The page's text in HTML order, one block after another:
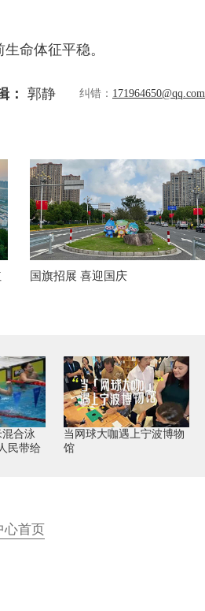
命体征平稳。
： 郭静 纠错： 171964650@qq.com
国旗招展 喜迎国庆
合泳
民带给
当网球大咖遇上宁波博物
馆
心首页